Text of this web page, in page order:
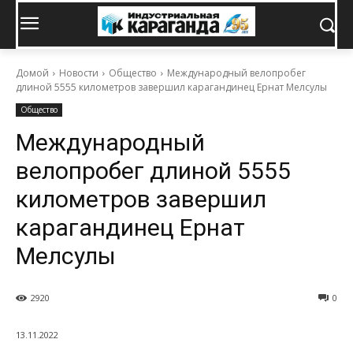
Домой Новости Общество
Международный велопробег
длиной 5555 километров завершил карагандинец Ернат Мелсулы
Общество
Международный
велопробег длиной 5555
километров завершил
карагандинец Ернат
Мелсулы
0
2920
13.11.2022